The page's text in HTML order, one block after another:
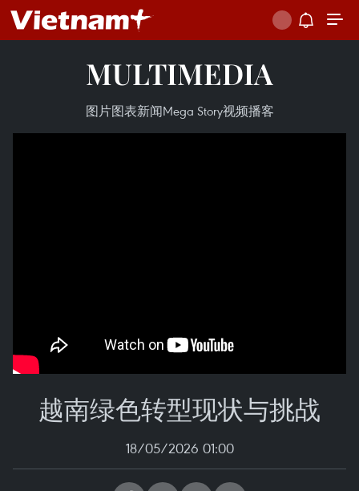
MULTIMEDIA
图片图表新闻Mega Story视频播客
越南绿色转型现状与挑战
18/05/2026 01:00